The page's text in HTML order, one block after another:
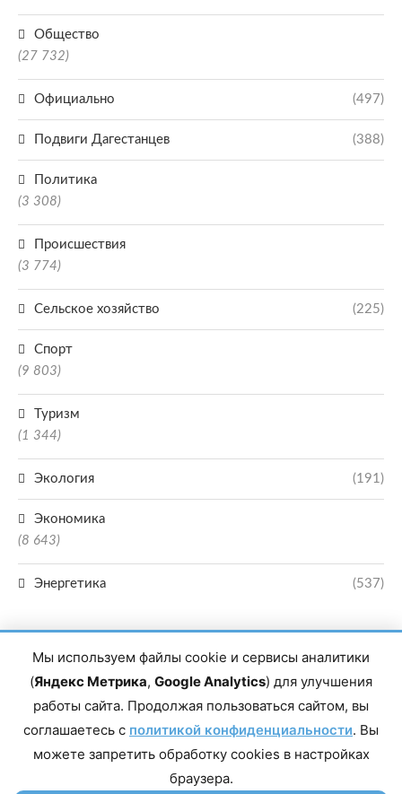
Общество
(27 732)
Официально (497)
Подвиги Дагестанцев (388)
Политика
(3 308)
Происшествия
(3 774)
Сельское хозяйство (225)
Спорт
(9 803)
Туризм
(1 344)
Экология (191)
Экономика
(8 643)
Энергетика (537)
Главный редактор сетевого издания Магомаев Тимур Нухович. Контакты
редакции: 8(988)-292-94-34 Почта: vestiskfo@gmail.com По вопросам
Дагестан, г. Махачкала, пр-т Насрутдинова, д. 1а. Все права защищены.
Копирование и использование полных материалов запрещено, частичное
цитирование возможно только при условии гиперссылки на сайт mirmol.ru.
Мы используем файлы cookie и сервисы аналитики
(Яндекс Метрика, Google Analytics) для улучшения
работы сайта. Продолжая пользоваться сайтом, вы
соглашаетесь с политикой конфиденциальности. Вы
можете запретить обработку cookies в настройках
браузера.